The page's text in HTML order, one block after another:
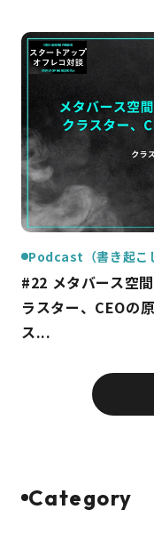
Podcast（書き起こ
#22 メタバース空
ラスター、CEOの
ス...
Category